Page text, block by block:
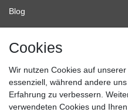
Blog
SICHER EINKAUFEN
Cookies
Wir nutzen Cookies auf
essenziell, während andere
Erfahrung zu verbessern.
verwendeten Cookies und